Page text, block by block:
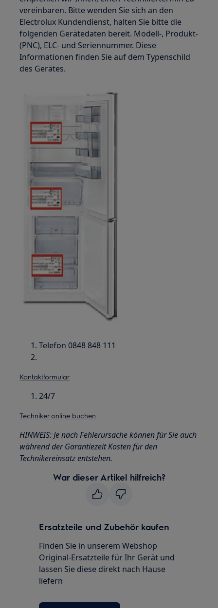
vereinbaren. Bitte wenden Sie sich an den
Electrolux Kundendienst, halten Sie bitte die
folgenden Gerätedaten bereit. Modell-, Produkt-
(PNC), ELC- und Seriennummer. Diese
Informationen finden Sie auf dem Typenschild
des Gerätes.
Telefon 0848 848 111
Kontaktformular
24/7
Techniker online buchen
HINWEIS: Je nach Fehlerursache können für Sie auch
während der Garantiezeit Kosten für den
Technikereinsatz entstehen.
War dieser Artikel hilfreich?
Ersatzteile und Zubehör kaufen
Finden Sie in unserem Webshop
Original-Ersatzteile für Ihr Gerät und
lassen Sie diese direkt nach Hause
liefern